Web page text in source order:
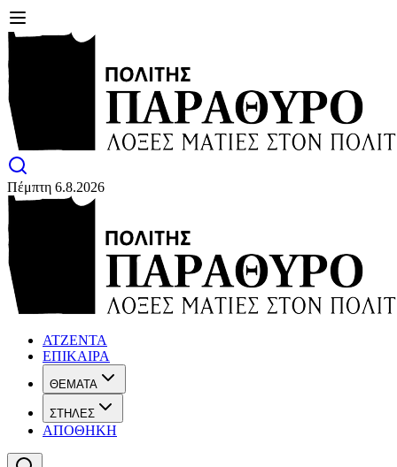
Πέμπτη 6.8.2026
ΑΤΖΕΝΤΑ
ΕΠΙΚΑΙΡΑ
ΘΕΜΑΤΑ
ΣΤΗΛΕΣ
ΑΠΟΘΗΚΗ